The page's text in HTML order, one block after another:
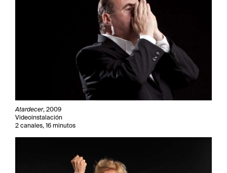
Atardecer, 2009
Videoinstalación
2 canales, 16 minutos